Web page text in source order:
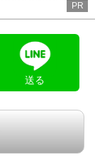
PR
送る